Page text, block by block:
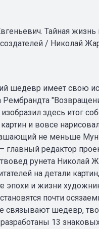
Тайная
создателей / Николай
шедевр имеет свою
Рембрандта
здесь итог
и вовсе
не меньше
главный редактор
рунета Николай
на детали
эпохи и жизни
почти
связывают шедевр,
13 знаковых